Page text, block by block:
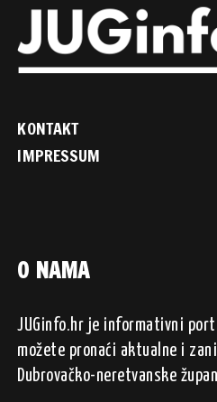
KONTAKT
IMPRESSUM
O NAMA
JUGinfo.hr je informativni
možete pronaći aktualne i
Dubrovačko-neretvanske